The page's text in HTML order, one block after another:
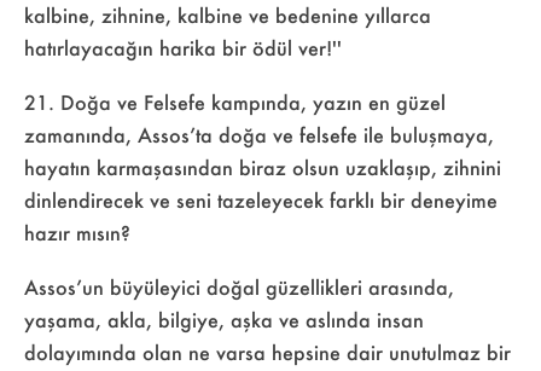
kalbine, zihnine, kalbine ve bedenine yıllarca
hatırlayacağın harika bir ödül ver!''
21.⁠ ⁠⁠Doğa ve Felsefe kampında, yazın en güzel
zamanında, Assos’ta doğa ve felsefe ile buluşmaya,
hayatın karmaşasından biraz olsun uzaklaşıp, zihnini
dinlendirecek ve seni tazeleyecek farklı bir deneyime
hazır mısın?
Assos’un büyüleyici doğal güzellikleri arasında,
yaşama, akla, bilgiye, aşka ve aslında insan
dolayımında olan ne varsa hepsine dair unutulmaz bir